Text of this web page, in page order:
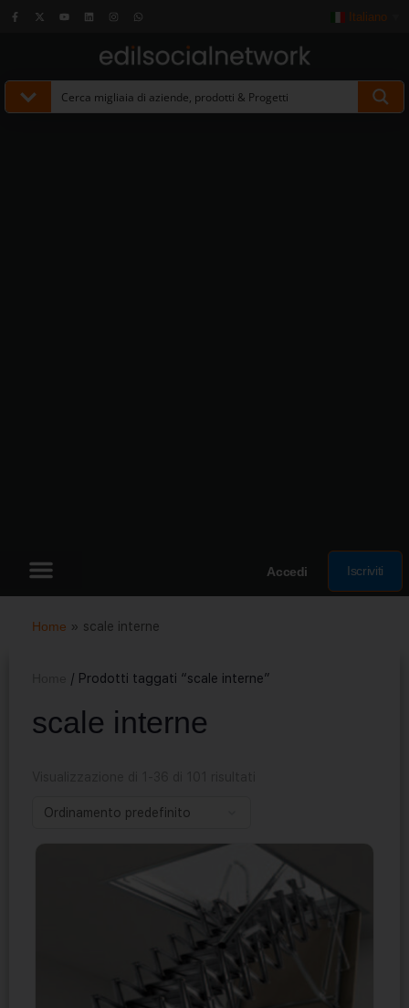
Italiano
Accedi Iscriviti
Home » scale interne
/ Prodotti taggati “scale interne”
scale interne